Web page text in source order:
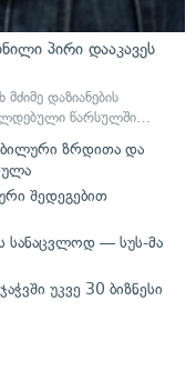
პირი დააკავეს
დაზიანების
წარსულში…
ზრდითა და
შედეგებით
სანაცვლოდ — სუს-მა
უკვე 30 ბიზნესი